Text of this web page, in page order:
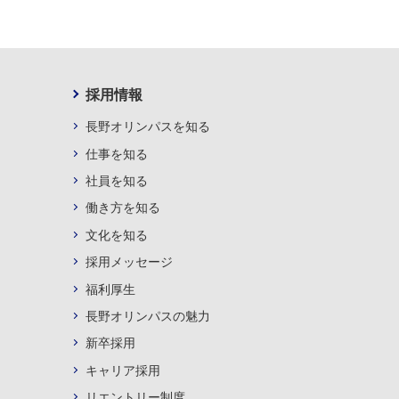
採用情報
長野オリンパスを知る
仕事を知る
社員を知る
働き方を知る
文化を知る
採用メッセージ
福利厚生
長野オリンパスの魅力
新卒採用
キャリア採用